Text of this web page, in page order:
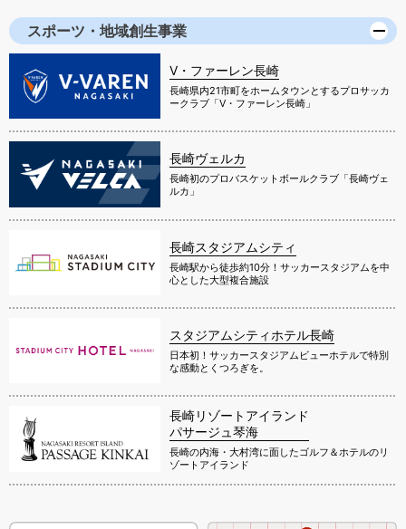
スポーツ・地域創生事業
V・ファーレン長崎
長崎県内21市町をホームタウンとするプロサッカ
ークラブ「V・ファーレン長崎」
長崎ヴェルカ
長崎初のプロバスケットボールクラブ「長崎ヴェ
ルカ」
長崎スタジアムシティ
長崎駅から徒歩約10分！サッカースタジアムを中
心とした大型複合施設
スタジアムシティホテル長崎
日本初！サッカースタジアムビューホテルで特別
な感動とくつろぎを。
長崎リゾートアイランド
パサージュ琴海
長崎の内海・大村湾に面したゴルフ＆ホテルのリ
ゾートアイランド